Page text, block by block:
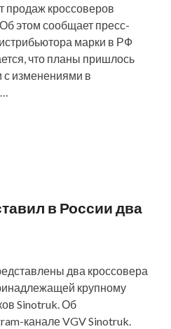
продаж кроссоверов
этом сообщает пресс-
марки в РФ
что планы пришлось
с изменениями в
в России два
два кроссовера
крупному
Sinotruk. Об
канале VGV Sinotruk.